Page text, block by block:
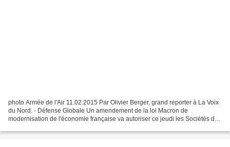
photo Armée de l'Air 11.02.2015 Par Olivier Berger, grand reporter à La Voix
du Nord. - Défense Globale Un amendement de la loi Macron de
modernisation de l'économie française va autoriser ce jeudi les Sociétés de